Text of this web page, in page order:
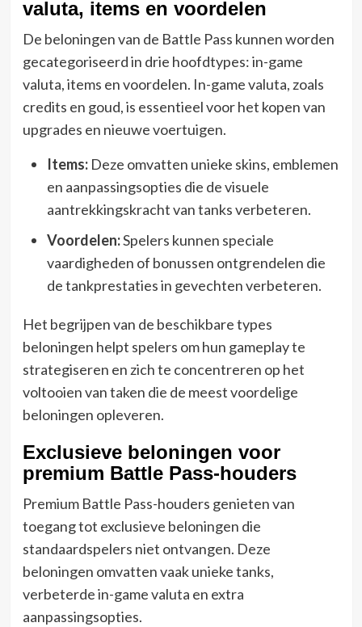
valuta, items en voordelen
De beloningen van de Battle Pass kunnen worden
gecategoriseerd in drie hoofdtypes: in-game
valuta, items en voordelen. In-game valuta, zoals
credits en goud, is essentieel voor het kopen van
upgrades en nieuwe voertuigen.
Items:Deze omvatten unieke skins, emblemen
en aanpassingsopties die de visuele
aantrekkingskracht van tanks verbeteren.
Voordelen:Spelers kunnen speciale
vaardigheden of bonussen ontgrendelen die
de tankprestaties in gevechten verbeteren.
Het begrijpen van de beschikbare types
beloningen helpt spelers om hun gameplay te
strategiseren en zich te concentreren op het
voltooien van taken die de meest voordelige
beloningen opleveren.
Exclusieve beloningen voor
premium Battle Pass-houders
Premium Battle Pass-houders genieten van
toegang tot exclusieve beloningen die
standaardspelers niet ontvangen. Deze
beloningen omvatten vaak unieke tanks,
verbeterde in-game valuta en extra
aanpassingsopties.